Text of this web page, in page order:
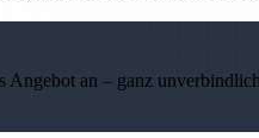
Angebot an – ganz